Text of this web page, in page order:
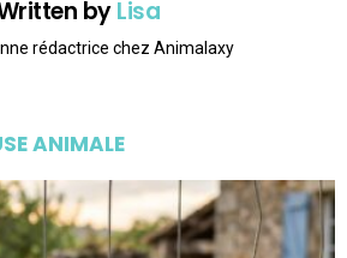
byLisa
rédactrice chez Animalaxy
ANIMALE